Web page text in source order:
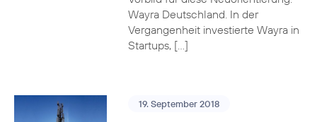
Wayra Deutschland. In der
Vergangenheit investierte Wayra in
Startups, […]
19. September 2018